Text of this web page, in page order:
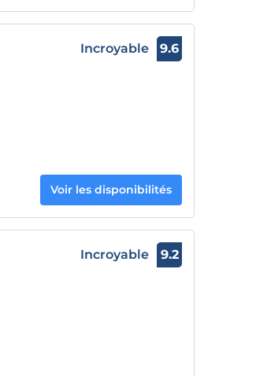
Incroyable 9.6
Voir les disponibilités
Incroyable 9.2